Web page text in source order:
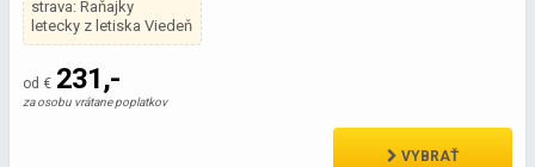
strava: Raňajky
letecky z letiska Viedeň
od € 231,-
za osobu vrátane poplatkov
VYBRAŤ